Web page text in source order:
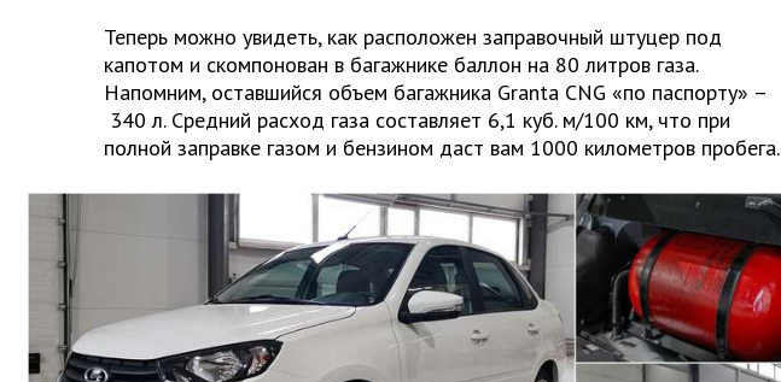
Теперь можно увидеть, как расположен заправочный штуцер под
капотом и скомпонован в багажнике баллон на 80 литров газа.
Напомним, оставшийся объем багажника Granta CNG «по паспорту» –
340 л. Средний расход газа составляет 6,1 куб. м/100 км, что при
полной заправке газом и бензином даст вам 1000 километров пробега.